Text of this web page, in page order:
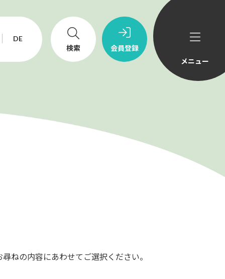
DE
検索 会員登録
ース&トピックス
メニュー
ねの内容にあわせてご選択ください。